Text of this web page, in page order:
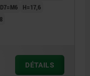
de 90° par
D7=M6
H=17,6
DÉTAILS